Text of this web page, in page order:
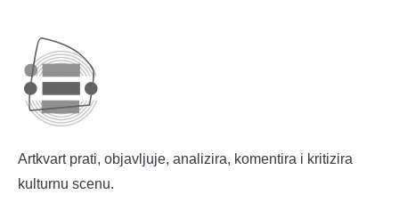
Artkvart prati, objavljuje, analizira, komentira i kritizira
kulturnu scenu.